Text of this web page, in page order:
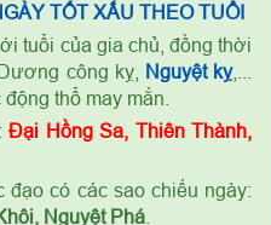
TỐT XẤU THEO TUỔI
tuổi của gia chủ, đồng thời
Dương công kỵ, Nguyệt kỵ,...
thổ may mắn.
Đại Hồng Sa, Thiên Thành,
có các sao chiếu ngày:
Nguyệt Phá.